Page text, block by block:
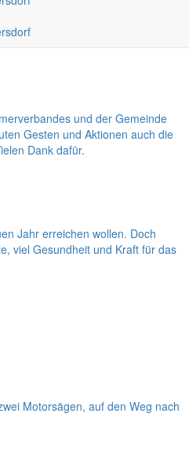
Gemeindegebiet mit dem
des Bauhofes und die
und der Gemeinde
Gesten und Aktionen auch die
Dank dafür.
Jahr erreichen wollen. Doch
viel Gesundheit und Kraft für das
Motorsägen, auf den Weg nach